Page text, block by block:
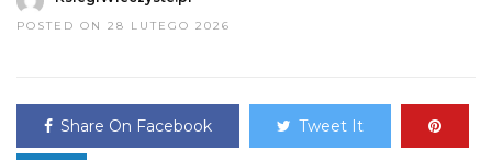
POSTED ON 28 LUTEGO 2026
Share On Facebook Tweet It